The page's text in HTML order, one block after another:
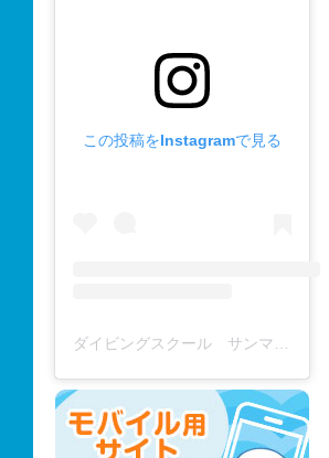
この投稿をInstagramで見る
ダイビングスクール サンマーレ / diving school(@diving_school_sanmare)がシェアした投稿